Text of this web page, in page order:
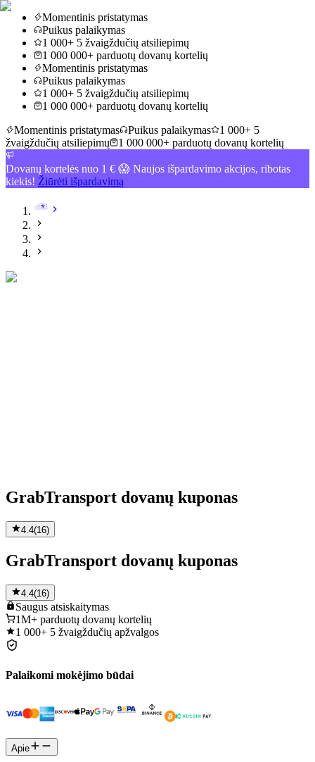
Momentinis pristatymas
Puikus palaikymas
1 000+ 5 žvaigždučių atsiliepimų
1 000 000+ parduotų dovanų kortelių
Momentinis pristatymas
Puikus palaikymas
1 000+ 5 žvaigždučių atsiliepimų
1 000 000+ parduotų dovanų kortelių
Momentinis pristatymas
Puikus palaikymas
1 000+ 5
žvaigždučių atsiliepimų
1 000 000+ parduotų dovanų kortelių
Dovanų kortelės nuo 1 € 😱 Naujos išpardavimo akcijos, ribotas
kiekis! Žiūrėti išpardavimą
GrabTransport dovanų kuponas
4.4(16)
GrabTransport dovanų kuponas
4.4(16)
Saugus atsiskaitymas
1M+ parduotų dovanų kortelių
1 000+ 5 žvaigždučių apžvalgos
Palaikomi mokėjimo būdai
Apie